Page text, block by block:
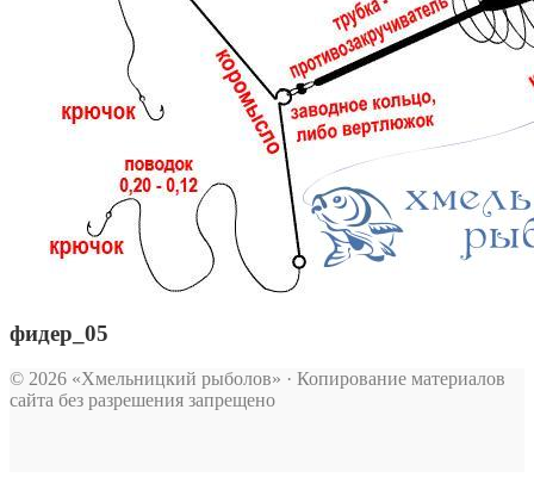
фидер_05
© 2026 «Хмельницкий рыболов» · Копирование материалов
сайта без разрешения запрещено